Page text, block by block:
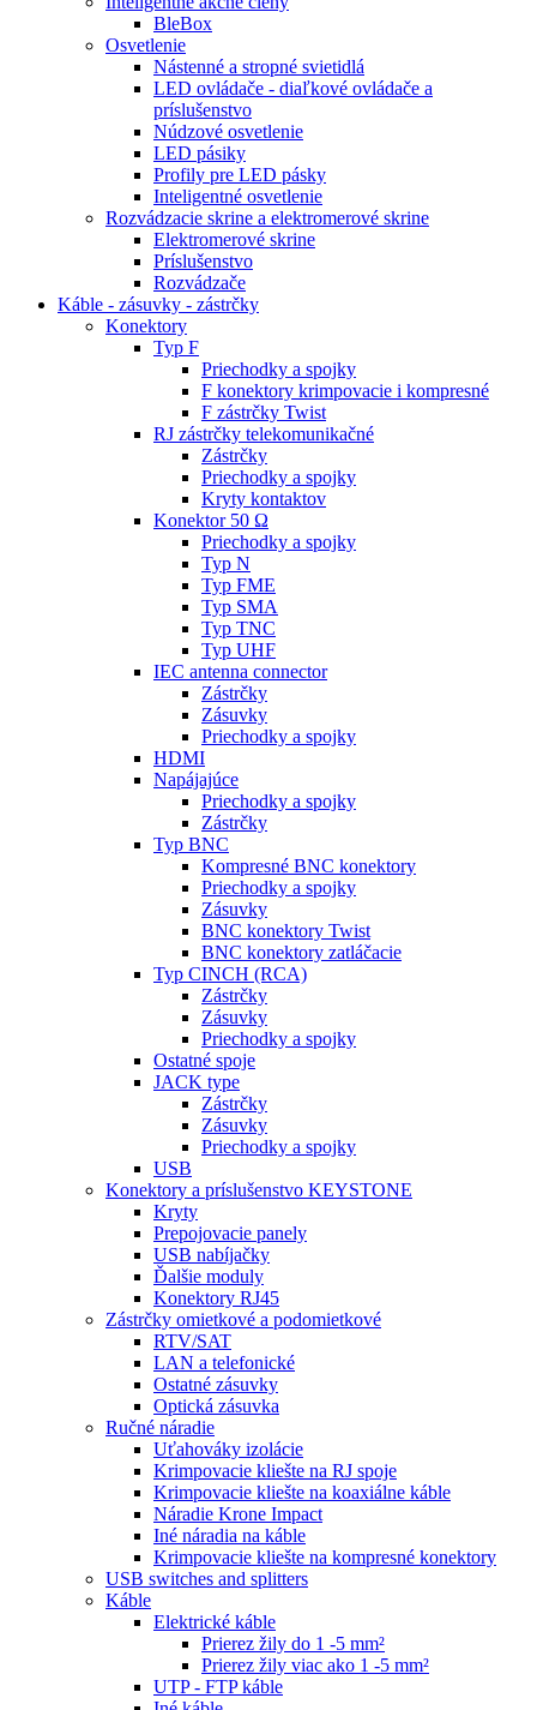
BleBox
Osvetlenie
Nástenné a stropné svietidlá
LED ovládače - diaľkové ovládače a
príslušenstvo
Núdzové osvetlenie
LED pásiky
Profily pre LED pásky
Inteligentné osvetlenie
Rozvádzacie skrine a elektromerové skrine
Elektromerové skrine
Príslušenstvo
Rozvádzače
Káble - zásuvky - zástrčky
Konektory
Typ F
Priechodky a spojky
F konektory krimpovacie i kompresné
F zástrčky Twist
RJ zástrčky telekomunikačné
Zástrčky
Priechodky a spojky
Kryty kontaktov
Konektor 50 Ω
Priechodky a spojky
Typ N
Typ FME
Typ SMA
Typ TNC
Typ UHF
IEC antenna connector
Zástrčky
Zásuvky
Priechodky a spojky
HDMI
Napájajúce
Priechodky a spojky
Zástrčky
Typ BNC
Kompresné BNC konektory
Priechodky a spojky
Zásuvky
BNC konektory Twist
BNC konektory zatláčacie
Typ CINCH (RCA)
Zástrčky
Zásuvky
Priechodky a spojky
Ostatné spoje
JACK type
Zástrčky
Zásuvky
Priechodky a spojky
USB
Konektory a príslušenstvo KEYSTONE
Kryty
Prepojovacie panely
USB nabíjačky
Ďalšie moduly
Konektory RJ45
Zástrčky omietkové a podomietkové
RTV/SAT
LAN a telefonické
Ostatné zásuvky
Optická zásuvka
Ručné náradie
Uťahováky izolácie
Krimpovacie kliešte na RJ spoje
Krimpovacie kliešte na koaxiálne káble
Náradie Krone Impact
Iné náradia na káble
Krimpovacie kliešte na kompresné konektory
USB switches and splitters
Káble
Elektrické káble
Prierez žily do 1 -5 mm²
Prierez žily viac ako 1 -5 mm²
UTP - FTP káble